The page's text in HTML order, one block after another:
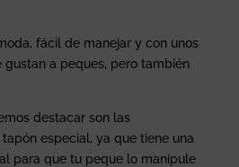
fácil de manejar y con unos
gustan a peques, pero también
destacar son las
especial, ya que tiene una
para que tu peque lo manipule